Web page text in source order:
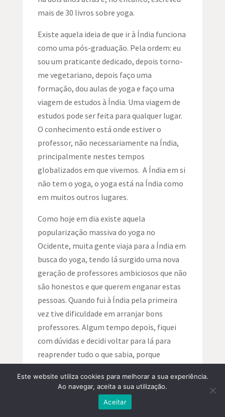
mais de 30 livros sobre yoga.
Existe aquela ideia de que ir à Índia funciona
como uma pós-graduação. Pela ordem: eu
sou um praticante dedicado, depois torno-
me vegetariano, depois faço uma
formação, dou aulas de yoga e faço uma
viagem de estudos à Índia. Uma viagem de
estudos pode ser feita para qualquer lugar.
O conhecimento está onde estiver o
professor, não necessariamente na Índia,
principalmente nestes tempos
globalizados em que vivemos. A Índia em si
não tem o yoga, o yoga está na Índia como
em muitos outros lugares.
Como hoje em dia existe aquela
popularização massiva do yoga no
Ocidente, muita gente viaja para a Índia em
busca do yoga, tendo lá surgido uma nova
geração de professores ambiciosos que não
são honestos e que querem enganar estas
pessoas. Quando fui à Índia pela primeira
vez tive dificuldade em arranjar bons
professores. Algum tempo depois, fiquei
com dúvidas e decidi voltar para lá para
reaprender tudo o que sabia, porque
equivocadas, para me reprogramar com
alguém que me corrigisse tudo. No primeiro
dia encontrei logo aquele que seria o meu
Este website utiliza cookies para melhorar a sua experiência.
Ao navegar, aceita a sua utilização.
Aceitar